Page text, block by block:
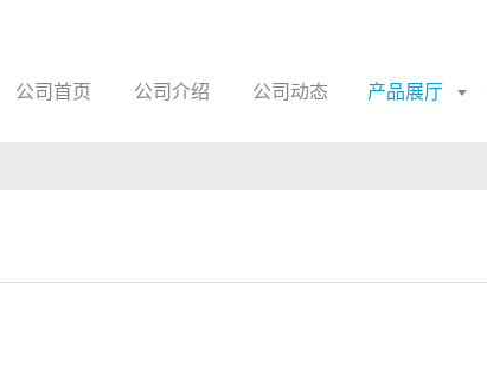
公司首页 公司介绍 公司动态 产品展厅